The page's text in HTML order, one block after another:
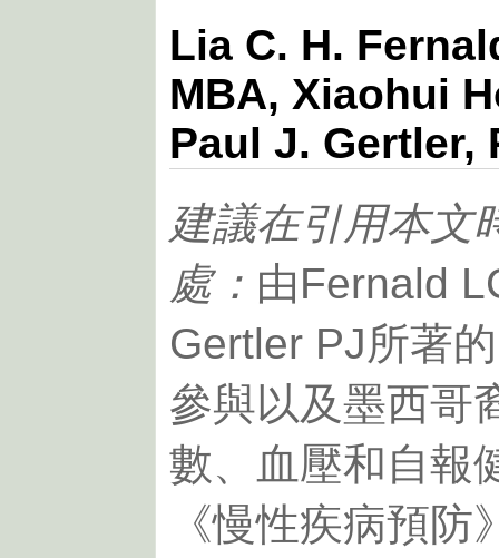
Lia C. H.
MBA, Xiaohui
Paul J. Gertler,
建議在引用本文
處： 由Fernald
Gertler PJ所著
參與以及墨西哥
數、血壓和自報
《慢性疾病預